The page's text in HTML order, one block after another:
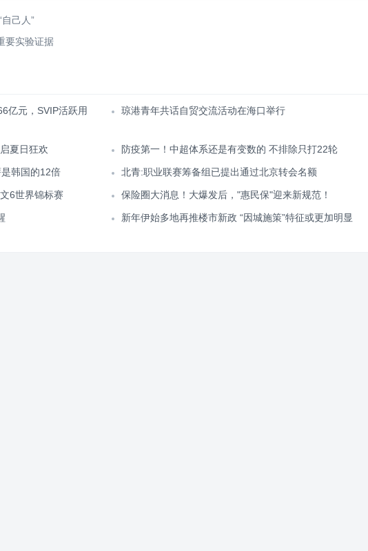
己人”
要实验证据
亿元，SVIP活跃用
琼港青年共话自贸交流活动在海口举行
夏日狂欢 防疫第一！中超体系还是有变数的 不排除只打22轮
韩国的12倍 北青:职业联赛筹备组已提出通过北京转会名额
6世界锦标赛 保险圈大消息！大爆发后，"惠民保"迎来新规范！
新年伊始多地再推楼市新政 “因城施策”特征或更加明显